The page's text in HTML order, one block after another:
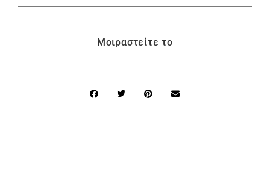
Μοιραστείτε το